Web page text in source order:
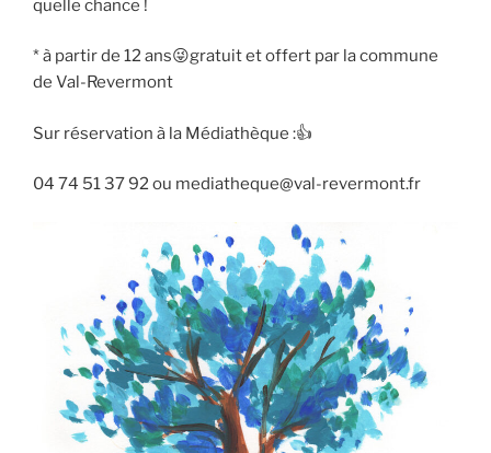
quelle chance !
* à partir de 12 ans😜gratuit et offert par la commune
de Val-Revermont
Sur réservation à la Médiathèque :👍
04 74 51 37 92 ou mediatheque@val-revermont.fr